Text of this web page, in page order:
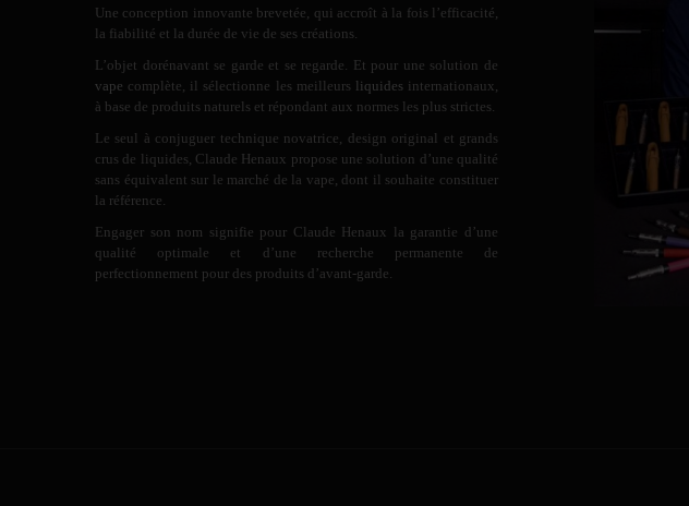
Une conception innovante brevetée, qui accroît à la fois l’efficacité,
la fiabilité et la durée de vie de ses créations.
L’objet dorénavant se garde et se regarde. Et pour une solution de
vape complète, il sélectionne les meilleurs liquidesinternationaux,
à base de produits naturels et répondant aux normes les plus strictes.
Le seul à conjuguer technique novatrice, design original et grands
crus de liquides, Claude Henaux propose une solution d’une qualité
sans équivalent sur le marché de la vape, dont il souhaite constituer
la référence.
Engager son nom signifie pour Claude Henaux la garantie d’une
qualité optimale et d’une recherche permanente de
perfectionnement pour des produits d’avant-garde.